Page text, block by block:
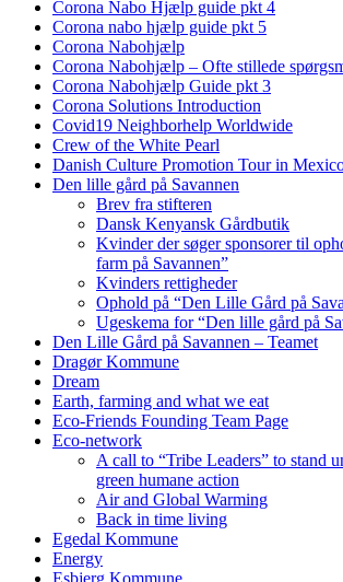
Corona Nabo Hjælp guide pkt 4
Corona nabo hjælp guide pkt 5
Corona Nabohjælp
Corona Nabohjælp – Ofte stillede
Corona Nabohjælp Guide pkt 3
Corona Solutions Introduction
Covid19 Neighborhelp Worldwide
Crew of the White Pearl
Danish Culture Promotion Tour in
Den lille gård på Savannen
Brev fra stifteren
Dansk Kenyansk Gårdbutik
Kvinder der søger sponsorer til
farm på Savannen”
Kvinders rettigheder
Ophold på “Den Lille Gård på
Ugeskema for “Den lille gård på
Den Lille Gård på Savannen – Teamet
Dragør Kommune
Dream
Earth, farming and what we eat
Eco-Friends Founding Team Page
Eco-network
A call to “Tribe Leaders” to stand
green humane action
Air and Global Warming
Back in time living
Egedal Kommune
Energy
Esbjerg Kommune